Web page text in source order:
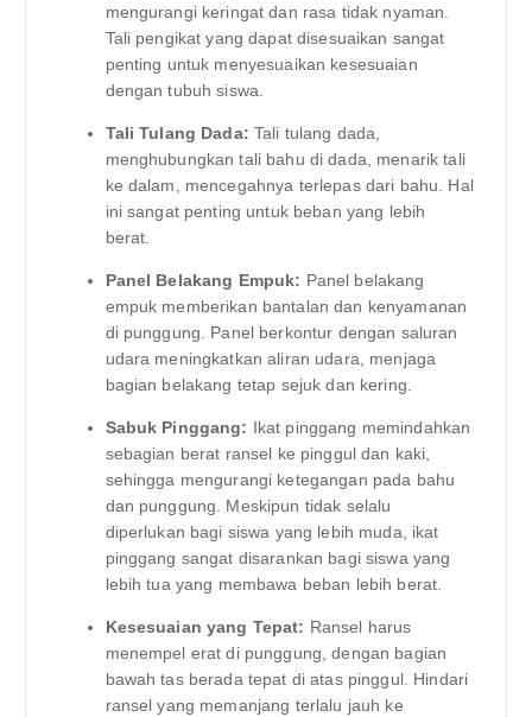
mengurangi keringat dan rasa tidak nyaman.
Tali pengikat yang dapat disesuaikan sangat
penting untuk menyesuaikan kesesuaian
dengan tubuh siswa.
Tali Tulang Dada: Tali tulang dada,
menghubungkan tali bahu di dada, menarik tali
ke dalam, mencegahnya terlepas dari bahu. Hal
ini sangat penting untuk beban yang lebih
berat.
Panel Belakang Empuk: Panel belakang
empuk memberikan bantalan dan kenyamanan
di punggung. Panel berkontur dengan saluran
udara meningkatkan aliran udara, menjaga
bagian belakang tetap sejuk dan kering.
Sabuk Pinggang: Ikat pinggang memindahkan
sebagian berat ransel ke pinggul dan kaki,
sehingga mengurangi ketegangan pada bahu
dan punggung. Meskipun tidak selalu
diperlukan bagi siswa yang lebih muda, ikat
pinggang sangat disarankan bagi siswa yang
lebih tua yang membawa beban lebih berat.
Kesesuaian yang Tepat: Ransel harus
menempel erat di punggung, dengan bagian
bawah tas berada tepat di atas pinggul. Hindari
ransel yang memanjang terlalu jauh ke